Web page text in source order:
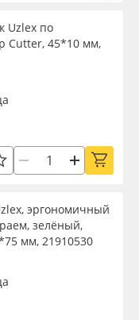
Uzlex по
Cutter, 45*10 мм,
эргономичный
зелёный,
мм, 21910530